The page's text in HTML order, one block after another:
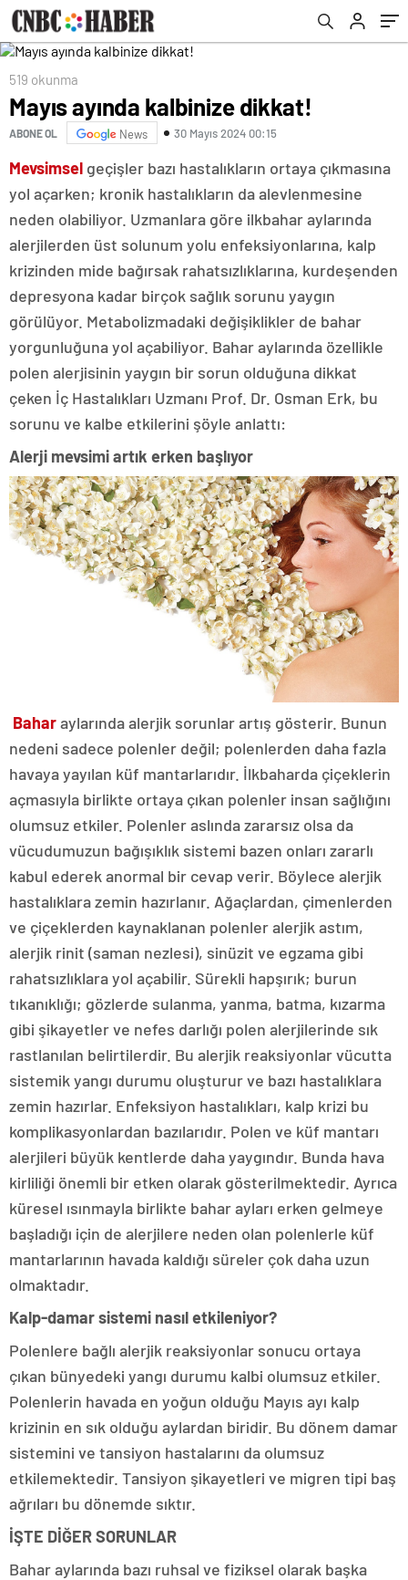
519 okunma
Mayıs ayında kalbinize dikkat!
ABONE OL News 30 Mayıs 2024 00:15
Mevsimsel geçişler bazı hastalıkların ortaya çıkmasına
yol açarken; kronik hastalıkların da alevlenmesine
neden olabiliyor. Uzmanlara göre ilkbahar aylarında
alerjilerden üst solunum yolu enfeksiyonlarına, kalp
krizinden mide bağırsak rahatsızlıklarına, kurdeşenden
depresyona kadar birçok sağlık sorunu yaygın
görülüyor. Metabolizmadaki değişiklikler de bahar
yorgunluğuna yol açabiliyor. Bahar aylarında özellikle
polen alerjisinin yaygın bir sorun olduğuna dikkat
çeken İç Hastalıkları Uzmanı Prof. Dr. Osman Erk, bu
sorunu ve kalbe etkilerini şöyle anlattı:
Alerji mevsimi artık erken başlıyor
Baharaylarında alerjik sorunlar artış gösterir. Bunun
nedeni sadece polenler değil; polenlerden daha fazla
havaya yayılan küf mantarlarıdır. İlkbaharda çiçeklerin
açmasıyla birlikte ortaya çıkan polenler insan sağlığını
olumsuz etkiler. Polenler aslında zararsız olsa da
vücudumuzun bağışıklık sistemi bazen onları zararlı
kabul ederek anormal bir cevap verir. Böylece alerjik
hastalıklara zemin hazırlanır. Ağaçlardan, çimenlerden
ve çiçeklerden kaynaklanan polenler alerjik astım,
alerjik rinit (saman nezlesi), sinüzit ve egzama gibi
rahatsızlıklara yol açabilir. Sürekli hapşırık; burun
tıkanıklığı; gözlerde sulanma, yanma, batma, kızarma
gibi şikayetler ve nefes darlığı polen alerjilerinde sık
rastlanılan belirtilerdir. Bu alerjik reaksiyonlar vücutta
sistemik yangı durumu oluşturur ve bazı hastalıklara
zemin hazırlar. Enfeksiyon hastalıkları, kalp krizi bu
komplikasyonlardan bazılarıdır. Polen ve küf mantarı
alerjileri büyük kentlerde daha yaygındır. Bunda hava
kirliliği önemli bir etken olarak gösterilmektedir. Ayrıca
küresel ısınmayla birlikte bahar ayları erken gelmeye
başladığı için de alerjilere neden olan polenlerle küf
mantarlarının havada kaldığı süreler çok daha uzun
olmaktadır.
Kalp-damar sistemi nasıl etkileniyor?
Polenlere bağlı alerjik reaksiyonlar sonucu ortaya
çıkan bünyedeki yangı durumu kalbi olumsuz etkiler.
Polenlerin havada en yoğun olduğu Mayıs ayı kalp
krizinin en sık olduğu aylardan biridir. Bu dönem damar
sistemini ve tansiyon hastalarını da olumsuz
etkilemektedir. Tansiyon şikayetleri ve migren tipi baş
ağrıları bu dönemde sıktır.
İŞTE DİĞER SORUNLAR
Bahar aylarında bazı ruhsal ve fiziksel olarak başka